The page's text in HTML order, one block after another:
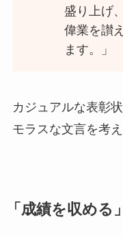
盛り上げ
偉業を讃
ます。」
カジュアルな表彰
モラスな文言を考
「成績を収める